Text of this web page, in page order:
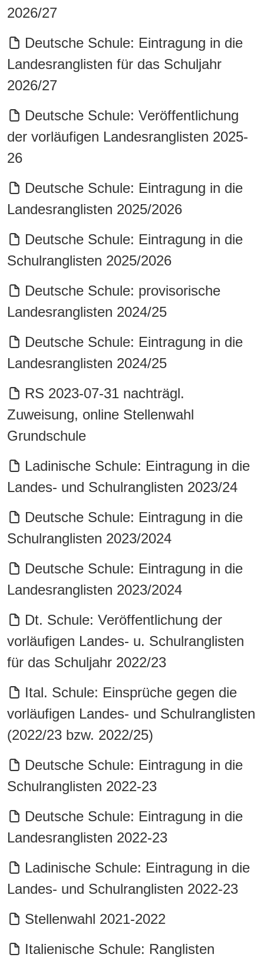
2026/27
Deutsche Schule: Eintragung in die
Landesranglisten für das Schuljahr
2026/27
Deutsche Schule: Veröffentlichung
der vorläufigen Landesranglisten 2025-
26
Deutsche Schule: Eintragung in die
Landesranglisten 2025/2026
Deutsche Schule: Eintragung in die
Schulranglisten 2025/2026
Deutsche Schule: provisorische
Landesranglisten 2024/25
Deutsche Schule: Eintragung in die
Landesranglisten 2024/25
RS 2023-07-31 nachträgl.
Zuweisung, online Stellenwahl
Grundschule
Ladinische Schule: Eintragung in die
Landes- und Schulranglisten 2023/24
Deutsche Schule: Eintragung in die
Schulranglisten 2023/2024
Deutsche Schule: Eintragung in die
Landesranglisten 2023/2024
Dt. Schule: Veröffentlichung der
vorläufigen Landes- u. Schulranglisten
für das Schuljahr 2022/23
Ital. Schule: Einsprüche gegen die
vorläufigen Landes- und Schulranglisten
(2022/23 bzw. 2022/25)
Deutsche Schule: Eintragung in die
Schulranglisten 2022-23
Deutsche Schule: Eintragung in die
Landesranglisten 2022-23
Ladinische Schule: Eintragung in die
Landes- und Schulranglisten 2022-23
Stellenwahl 2021-2022
Italienische Schule: Ranglisten